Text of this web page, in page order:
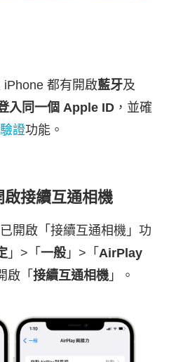
都有開啟藍牙及
入同一個 Apple ID ，並確
證功能。
接續互通相機
開啟「接續互通相機」功
」>「 一般 」>「 AirPlay
啟「 接續互通相機 」。